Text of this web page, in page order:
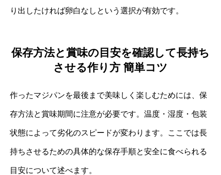
り出したければ卵白なしという選択が有効です。
保存方法と賞味の目安を確認して長持ち
させる作り方 簡単コツ
作ったマジパンを最後まで美味しく楽しむためには、保
存方法と賞味期間に注意が必要です。温度・湿度・包装
状態によって劣化のスピードが変わります。ここでは長
持ちさせるための具体的な保存手順と安全に食べられる
目安について述べます。